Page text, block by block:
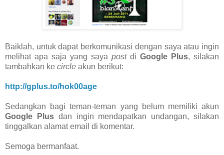
Baiklah, untuk dapat berkomunikasi dengan saya atau ingin
melihat apa saja yang saya postdi Google Plus, silakan
tambahkan ke circle akun berikut:
http://gplus.to/hok00age
Sedangkan bagi teman-teman yang belum memiliki akun
Google Plusdan ingin mendapatkan undangan, silakan
tinggalkan alamat email di komentar.
Semoga bermanfaat.